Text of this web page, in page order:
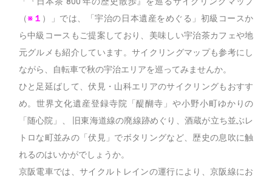
（※１ ）」では、「宇治の日本遺産をめぐる」初級コースか
ら中級コースもご提案しており、美味しい宇治茶カフェや地
元グルメも紹介しています。サイクリングマップも参考にし
ながら、自転車で秋の宇治エリアを巡ってみませんか。
ひと足延ばして、伏見・山科エリアのサイクリングもおすす
め。世界文化遺産登録寺院「醍醐寺」や小野小町ゆかりの
「随心院」、 旧東海道線の廃線跡めぐり、酒蔵が立ち並ぶレ
トロな町並みの「伏見」でボタリングなど、歴史の息吹に触
れるのはいかがでしょうか。
京阪電車では、サイクルトレインの運行により、京阪線にお